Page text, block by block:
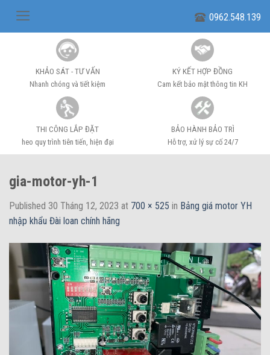
0962.548.139
KHẢO SÁT - TƯ VẤN
Nhanh chóng và tiết kiệm
KÝ KẾT HỢP ĐỒNG
Cam kết bảo mật thông tin KH
THI CÔNG LẮP ĐẶT
heo quy trình tiên tiến, hiện đại
BẢO HÀNH BẢO TRÌ
Hỗ trợ, xử lý sự cố 24/7
gia-motor-yh-1
Published 30 Tháng 12, 2023 at 700 × 525 in Bảng giá motor YH
nhập khẩu Đài loan chính hãng